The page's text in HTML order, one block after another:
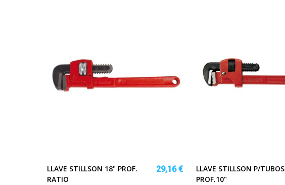
LLAVE STILLSON 18" PROF.
RATIO
29,16 €
LLAVE STILLSON P/TUBOS
PROF.10"